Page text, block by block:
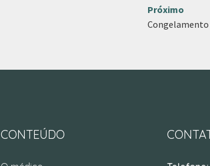
Próximo
Congelamento
CONTEÚDO